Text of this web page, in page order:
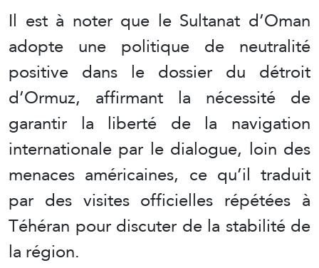
Il est à noter que le Sultanat d’Oman
adopte une politique de neutralité
positive dans le dossier du détroit
d’Ormuz, affirmant la nécessité de
garantir la liberté de la navigation
internationale par le dialogue, loin des
menaces américaines, ce qu’il traduit
par des visites officielles répétées à
Téhéran pour discuter de la stabilité de
la région.